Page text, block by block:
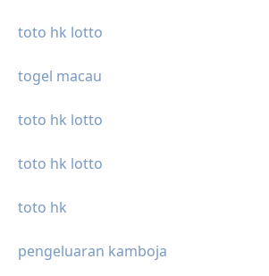
toto hk lotto
togel macau
toto hk lotto
toto hk lotto
toto hk
pengeluaran kamboja